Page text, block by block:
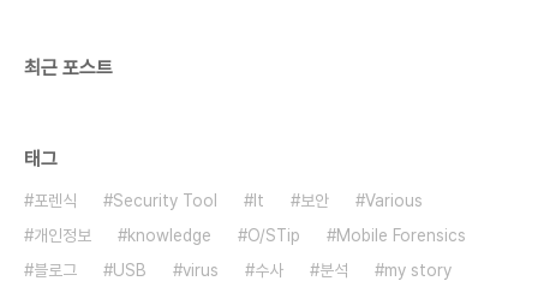
최근 포스트
태그
포렌식 Security Tool It 보안
Various
개인정보
knowledge O/STip
Mobile Forensics
블로그
USB virus 수사 분석
my story